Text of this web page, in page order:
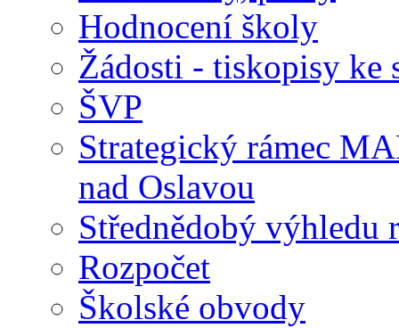
Hodnocení školy
Žádosti - tiskopisy ke
ŠVP
Strategický rámec
nad Oslavou
Střednědobý výhledu
Rozpočet
Školské obvody